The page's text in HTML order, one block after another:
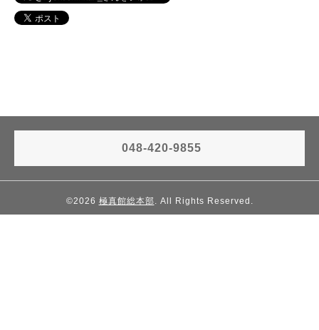
048-420-9855
©2026 極真館総本部. All Rights Reserved.